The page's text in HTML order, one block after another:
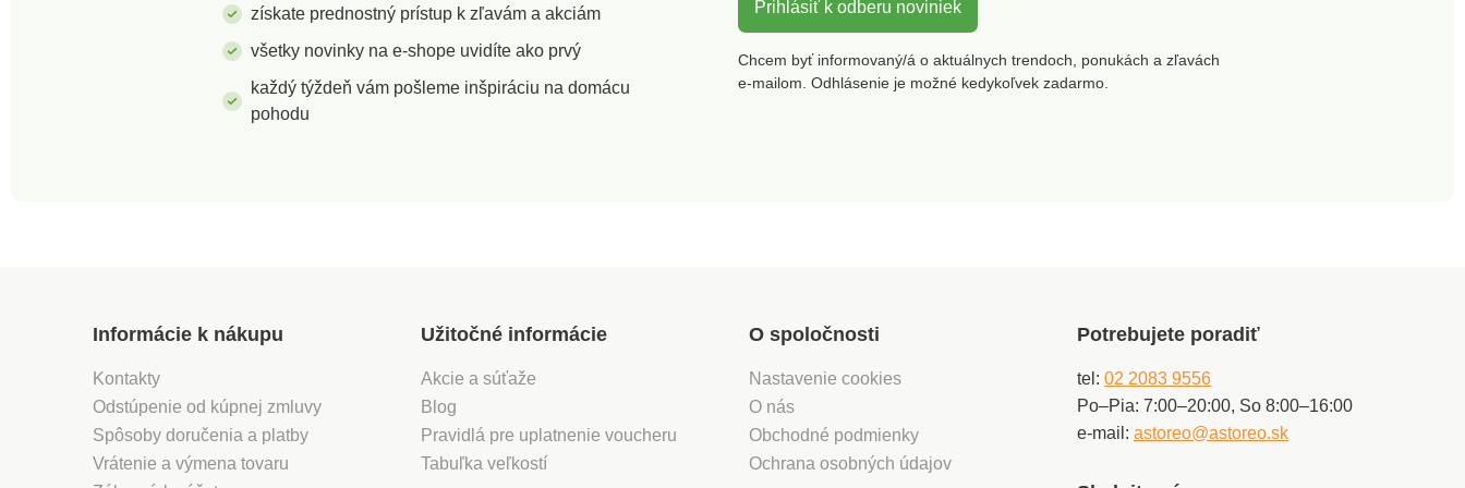
vankúšiky, ktoré nájdete v
vankúšiky, ktoré nájdete v
našej ponuke.
vankúšiky, ktoré nájdete v
našej ponuke.
vankúšiky, ktoré nájdete v
našej ponuke.
získate prednostný prístup k zľavám a akciám
všetky novinky na e-shope uvidíte ako prvý
každý týždeň vám pošleme inšpiráciu na domácu
pohodu
Prihlásiť k odberu noviniek
Chcem byť informovaný/á o aktuálnych trendoch, ponukách a zľavách
e-mailom. Odhlásenie je možné kedykoľvek zadarmo.
Informácie k nákupu
Kontakty
Odstúpenie od kúpnej zmluvy
Spôsoby doručenia a platby
Vrátenie a výmena tovaru
Užitočné informácie
Akcie a súťaže
Blog
Pravidlá pre uplatnenie voucheru
Tabuľka veľkostí
O spoločnosti
Nastavenie cookies
O nás
Obchodné podmienky
Ochrana osobných údajov
Potrebujete poradiť
tel: 02 2083 9556
Po–Pia: 7:00–20:00, So 8:00–16:00
e-mail: astoreo@astoreo.sk